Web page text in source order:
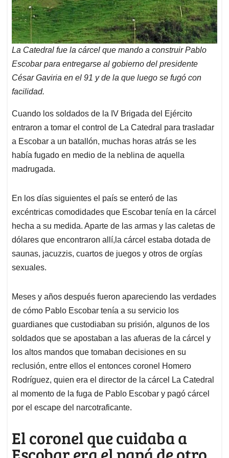
La Catedral fue la cárcel que mando a construir Pablo
Escobar para entregarse al gobierno del presidente
César Gaviria en el 91 y de la que luego se fugó con
facilidad.
Cuando los soldados de la IV Brigada del Ejército
entraron a tomar el control de La Catedral para trasladar
a Escobar a un batallón, muchas horas atrás se les
había fugado en medio de la neblina de aquella
madrugada.
En los días siguientes el país se enteró de las
excéntricas comodidades que Escobar tenía en la cárcel
hecha a su medida. Aparte de las armas y las caletas de
dólares que encontraron allí,la cárcel estaba dotada de
saunas, jacuzzis, cuartos de juegos y otros de orgías
sexuales.
Meses y años después fueron apareciendo las verdades
de cómo Pablo Escobar tenía a su servicio los
guardianes que custodiaban su prisión, algunos de los
soldados que se apostaban a las afueras de la cárcel y
los altos mandos que tomaban decisiones en su
reclusión, entre ellos el entonces coronel Homero
Rodríguez, quien era el director de la cárcel La Catedral
al momento de la fuga de Pablo Escobar y pagó cárcel
por el escape del narcotraficante.
El coronel que cuidaba a